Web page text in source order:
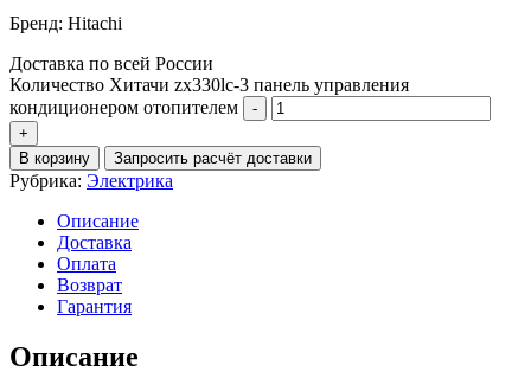
Бренд: Hitachi
Доставка по всей России
Количество Хитачи zx330lc-3 панель управления
кондиционером отопителем
В корзину Запросить расчёт доставки
Рубрика: Электрика
Описание
Доставка
Оплата
Возврат
Гарантия
Описание